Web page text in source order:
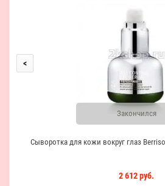
Закончился
Сыворотка для кожи вокруг глаз
2 612 руб.
<